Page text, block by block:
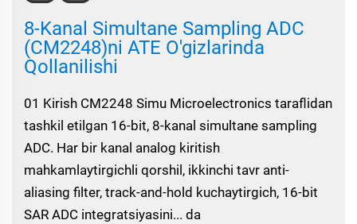
8-Kanal Simultane Sampling ADC
(CM2248)ni ATE O'gizlarinda
Qollanilishi
01 Kirish CM2248 Simu Microelectronics taraflidan
tashkil etilgan 16-bit, 8-kanal simultane sampling
ADC. Har bir kanal analog kiritish
mahkamlaytirgichli qorshil, ikkinchi tavr anti-
aliasing filter, track-and-hold kuchaytirgich, 16-bit
SAR ADC integratsiyasini... da